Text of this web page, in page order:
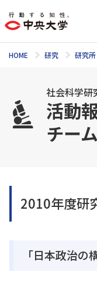
HOME 研究 研究所
社会科学研
活動
チーム
2010年度研
「日本政治の